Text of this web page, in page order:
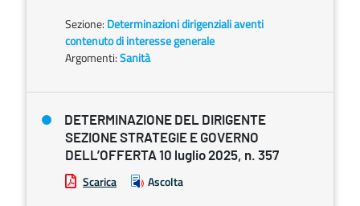
Sezione: Determinazioni dirigenziali aventi
contenuto di interesse generale
Argomenti:Sanità
DETERMINAZIONE DEL DIRIGENTE
SEZIONE STRATEGIE E GOVERNO
DELL’OFFERTA 10 luglio 2025, n. 357
Scarica Ascolta